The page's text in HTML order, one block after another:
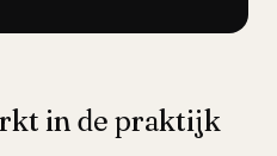
in de praktijk